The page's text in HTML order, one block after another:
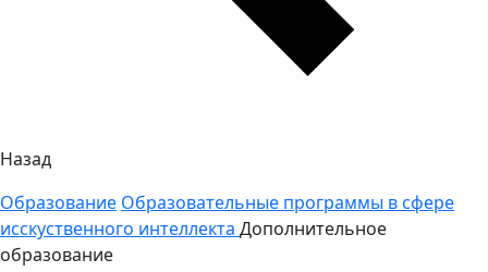
Назад
Образование Образовательные программы в сфере
исскуственного интеллекта Дополнительное
образование